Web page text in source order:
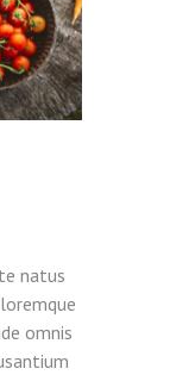
natus
omnis